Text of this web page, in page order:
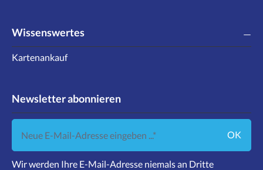
Wissenswertes
Kartenankauf
Newsletter abonnieren
Neue E-Mail-Adresse eingeben ...
OK
Wir werden Ihre E-Mail-Adresse niemals an Dritte